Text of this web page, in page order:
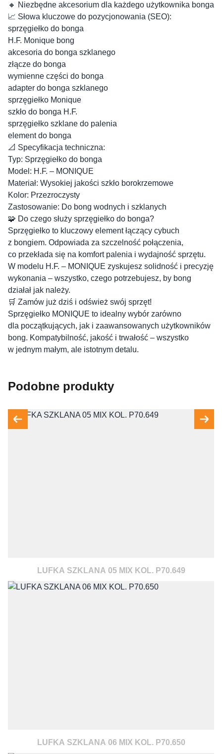
🔸 Niezbędne akcesorium dla każdego użytkownika bonga
📈 Słowa kluczowe do pozycjonowania (SEO):
sprzęgiełko do bonga
H.F. Monique bong
akcesoria do bonga szklanego
złącze do bonga
wymienne części do bonga
adapter do bonga szklanego
sprzęgiełko Monique
szkło do bonga H.F.
sprzęgiełko szklane do palenia
element do bonga
📐 Specyfikacja techniczna:
Typ: Sprzęgiełko do bonga
Model: H.F. – MONIQUE
Materiał: Wysokiej jakości szkło borokrzemowe
Kolor: Przezroczysty
Zastosowanie: Do bong wodnych i szklanych
🧩 Do czego służy sprzęgiełko do bonga?
Sprzęgiełko to kluczowy element łączący cybuch
z bongiem. Odpowiada za szczelność połączenia,
co przekłada się na komfort palenia i wydajność sprzętu.
W modelu H.F. – MONIQUE zyskujesz solidność i precyzję
wykonania – wszystko, czego potrzebujesz, by bong
działał jak należy.
🛒 Zamów już dziś i odśwież swój sprzęt!
Sprzęgiełko MONIQUE to idealny wybór zarówno
dla początkujących, jak i zaawansowanych użytkowników
bong. Kompatybilność, jakość i trwałość – wszystko
w jednym małym, ale istotnym detalu.
Podobne produkty
LUFKA SZKLANA 05 MIX KOL. P70.649
LUFKA SZKLANA 06 MIX KOL. P70.650